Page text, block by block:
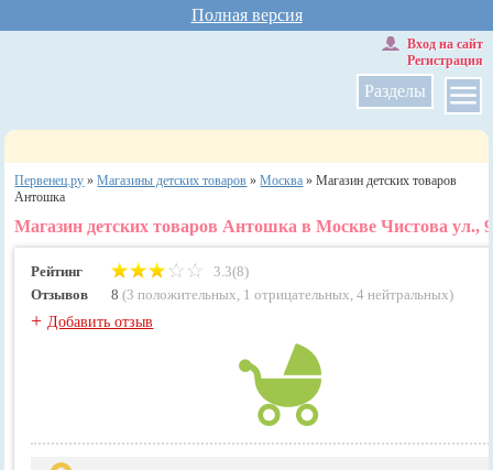
Полная версия
Разделы
Вход на сайт
Регистрация
Первенец.ру »Магазины детских товаров »Москва »Магазин детских товаров
Антошка
Магазин детских товаров Антошка в Москве Чистова ул.,
Рейтинг
3.3(8)
Отзывов
8 (3 положительных, 1 отрицательных,4 нейтральных)
+Добавить отзыв